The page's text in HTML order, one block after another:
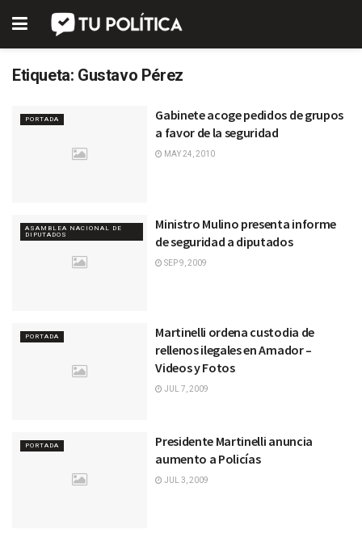
Etiqueta: Gustavo Pérez
PORTADA
Gabinete acoge pedidos de grupos
a favor de la seguridad
MAY 24, 2010
ASAMBLEA NACIONAL DE
DIPUTADOS
Ministro Mulino presenta informe
de seguridad a diputados
SEP 9, 2009
PORTADA
Martinelli ordena custodia de
rellenos ilegales en Amador –
Videos y Fotos
JUL 7, 2009
PORTADA
Presidente Martinelli anuncia
aumento a Policías
JUL 3, 2009